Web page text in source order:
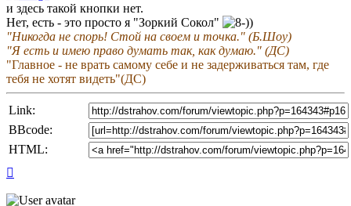
и здесь такой кнопки нет.
Нет, есть - это просто я "Зоркий Сокол"
"Никогда не спорь! Стой на своем и точка." (Б.Шоу)
"Я есть и имею право думать так, как думаю." (ДС)
"Главное - не врать самому себе и не задерживаться там, где
тебя не хотят видеть"(ДС)
Link:
BBcode:
HTML: